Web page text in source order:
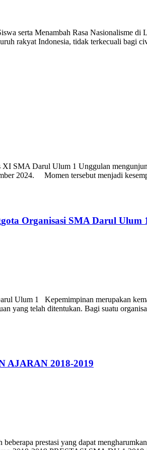
serta Menambah Rasa Nasionalisme
rakyat Indonesia, tidak terkecuali
Darul Ulum 1 Unggulan
2024. Momen tersebut menjadi
Organisasi SMA Darul Ulum
Ulum 1 Kepemimpinan merupakan
yang telah ditentukan. Bagi suatu
AJARAN 2018-2019
prestasi yang dapat